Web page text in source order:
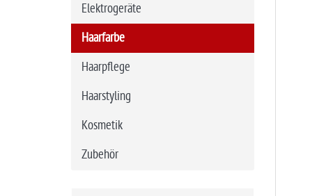
e
Elektrogeräte
Haarfarbe
Haarpflege
Haarstyling
Kosmetik
Zubehör